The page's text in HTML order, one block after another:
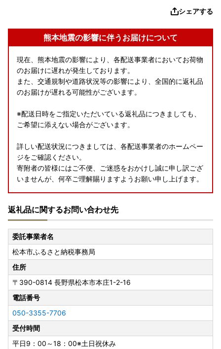
シェアする
熊本地震の影響に伴うお届けについて
現在、熊本地震の影響により、各配送事業者においてお荷物
のお届けに遅れが発生しております。
また、交通規制や道路状況等の影響により、全国的に返礼品
のお届けが遅れる可能性がございます。
※配送日時をご指定いただいている返礼品につきましても、
ご希望に添えない場合がございます。
詳しい配送状況につきましては、各配送事業者のホームペー
ジをご確認ください。
寄附者の皆様にはご不便、ご迷惑をおかけし誠に申し訳ござ
いませんが、何卒ご理解賜りますようお願い申し上げます。
返礼品に関するお問い合わせ先
委託事業者名
松本市ふるさと納税事務局
住所
〒390-0814 長野県松本市本庄1-2-16
電話番号
050-3355-7706
受付時間
平日9：00～18：00※土日祝休み